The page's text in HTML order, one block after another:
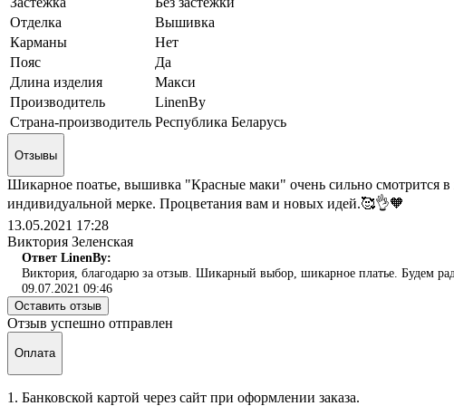
Отделка
Вышивка
Карманы
Нет
Пояс
Да
Длина изделия
Макси
Производитель
LinenBy
Страна-производитель Республика Беларусь
Отзывы
Шикарное поатье, вышивка "Красные маки" очень сильно смотрится
индивидуальной мерке. Процветания вам и новых идей.🥰👌🧡
13.05.2021 17:28
Виктория Зеленская
Ответ LinenBy:
Виктория, благодарю за отзыв. Шикарный выбор, шикарное платье. Будем
09.07.2021 09:46
Оставить отзыв
Отзыв успешно отправлен
Оплата
1. Банковской картой через сайт при оформлении заказа.